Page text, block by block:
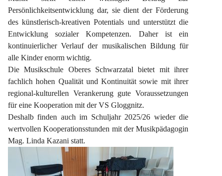
Persönlichkeitsentwicklung dar, sie dient der Förderung
des künstlerisch-kreativen Potentials und unterstützt die
Entwicklung sozialer Kompetenzen. Daher ist ein
kontinuierlicher Verlauf der musikalischen Bildung für
alle Kinder enorm wichtig.
Die Musikschule Oberes Schwarzatal bietet mit ihrer
fachlich hohen Qualität und Kontinuität sowie mit ihrer
regional-kulturellen Verankerung gute Voraussetzungen
für eine Kooperation mit der VS Gloggnitz.
Deshalb finden auch im Schuljahr 2025/26 wieder die
wertvollen Kooperationsstunden mit der Musikpädagogin
Mag. Linda Kazani statt.